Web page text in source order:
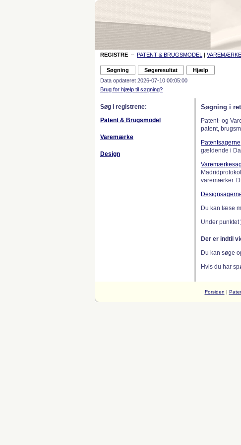
REGISTRE – PATENT & BRUGSMODEL | VAREMÆRKE
Data opdateret 2026-07-10 00:05:00
Brug for hjælp til søgning?
Søg i registrene:
Patent & Brugsmodel
Varemærke
Design
Søgning i
Patent- og
patent,
Patentsagerne
gældende i
varemærker.
Du kan læse
Under punktet
Der er indtil
Du kan søge
Hvis du har
Forsiden |